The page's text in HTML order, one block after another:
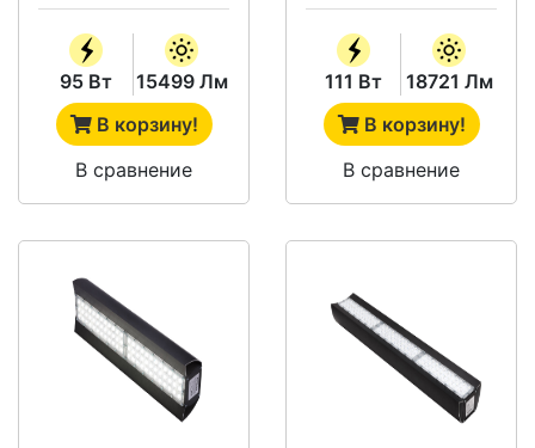
95 Вт
15499 Лм
В корзину!
В сравнение
111 Вт
18721 Лм
В корзину!
В сравнение